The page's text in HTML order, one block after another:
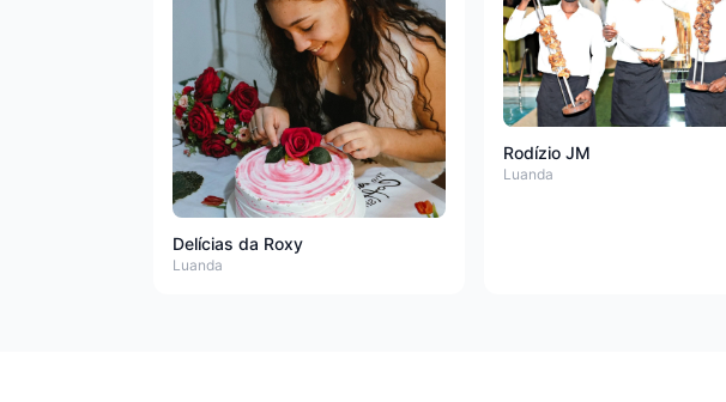
Delícias da Roxy
Luanda
Rodízio JM
Luanda